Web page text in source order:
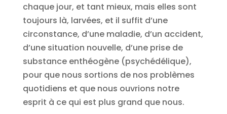
chaque jour, et tant mieux, mais elles sont
toujours là, larvées, et il suffit d’une
circonstance, d’une maladie, d’un accident,
d’une situation nouvelle, d’une prise de
substance enthéogène (psychédélique),
pour que nous sortions de nos problèmes
quotidiens et que nous ouvrions notre
esprit à ce qui est plus grand que nous.